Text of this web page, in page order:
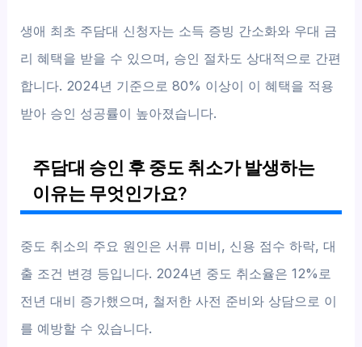
생애 최초 주담대 신청자는 소득 증빙 간소화와 우대 금
리 혜택을 받을 수 있으며, 승인 절차도 상대적으로 간편
합니다. 2024년 기준으로 80% 이상이 이 혜택을 적용
받아 승인 성공률이 높아졌습니다.
주담대 승인 후 중도 취소가 발생하는
이유는 무엇인가요?
중도 취소의 주요 원인은 서류 미비, 신용 점수 하락, 대
출 조건 변경 등입니다. 2024년 중도 취소율은 12%로
전년 대비 증가했으며, 철저한 사전 준비와 상담으로 이
를 예방할 수 있습니다.